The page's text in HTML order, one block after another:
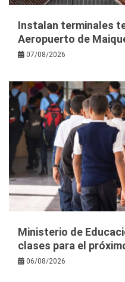
Instalan terminales
Aeropuerto de
07/08/2026
Ministerio de
clases para el
06/08/2026